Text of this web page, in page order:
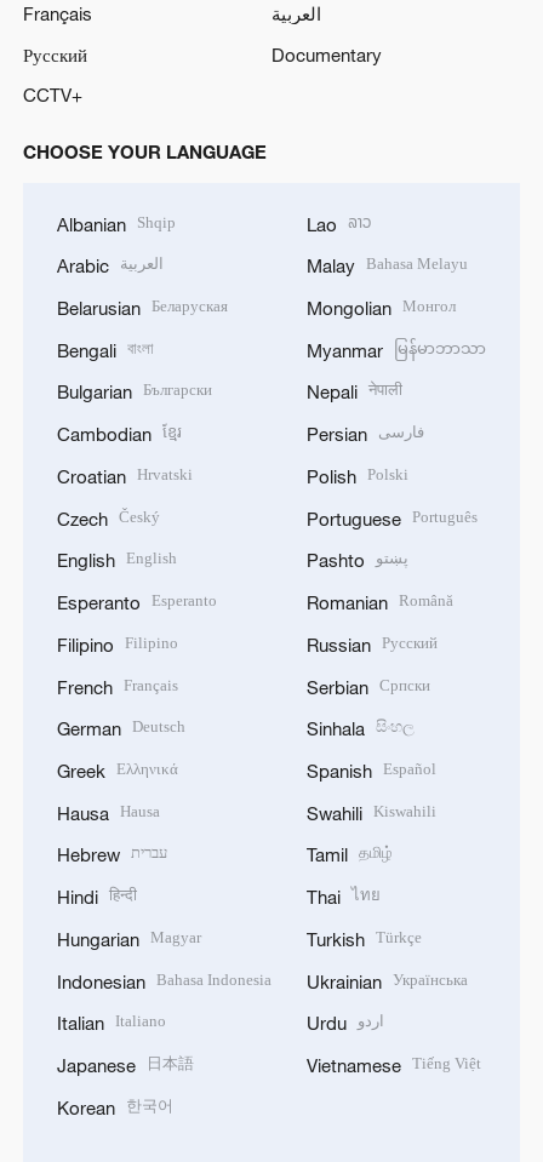
Français
العربية
Русский
Documentary
CCTV+
CHOOSE YOUR LANGUAGE
Albanian Shqip
Arabic العربية
Belarusian Беларуская
Bengali বাংলা
Bulgarian Български
Cambodian ខ្មែរ
Croatian Hrvatski
Czech Český
English English
Esperanto Esperanto
Filipino Filipino
French Français
German Deutsch
Greek Ελληνικά
Hausa Hausa
Hebrew עברית
Hindi हिन्दी
Hungarian Magyar
Indonesian Bahasa Indonesia
Italian Italiano
Japanese 日本語
Korean 한국어
Lao ລາວ
Malay Bahasa Melayu
Mongolian Монгол
Myanmar မြန်မာဘာသာ
Nepali नेपाली
Persian فارسی
Polish Polski
Portuguese Português
Pashto پښتو
Romanian Română
Russian Русский
Serbian Српски
Sinhala සිංහල
Spanish Español
Swahili Kiswahili
Tamil தமிழ்
Thai ไทย
Turkish Türkçe
Ukrainian Українська
Urdu اردو
Vietnamese Tiếng Việt